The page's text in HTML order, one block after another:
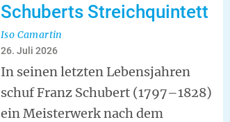
Schuberts Streichquintett
Iso Camartin
26. Juli 2026
In seinen letzten Lebensjahren
schuf Franz Schubert (1797–1828)
ein Meisterwerk nach dem